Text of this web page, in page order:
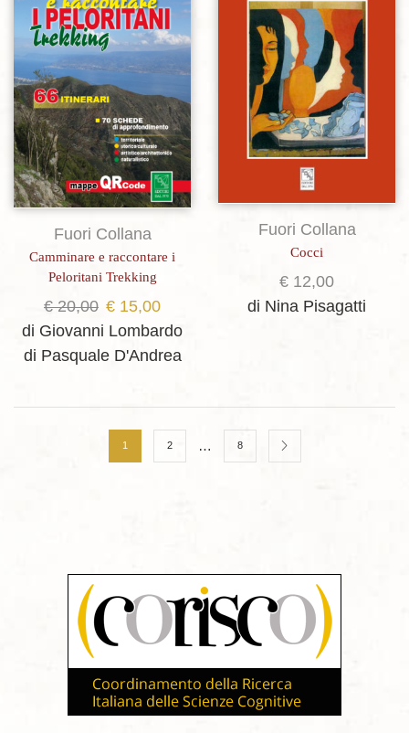
Aggiungi alla lista dei desideri
Fuori Collana
Camminare e raccontare i
Peloritani Trekking
€20,00 Il
prezzo
originale
€ 20,00.
€ 15,00Il
prezzo
attuale
€ 15,00.
di Giovanni Lombardo
di Pasquale D'Andrea
Aggiungi alla lista dei desideri
Fuori Collana
Cocci
€ 12,00
di Nina Pisagatti
1 2 … 8